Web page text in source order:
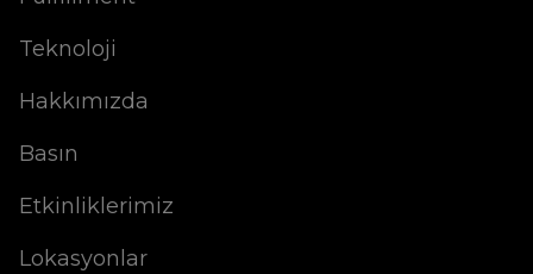
Teknoloji
Hakkımızda
Basın
Etkinliklerimiz
Lokasyonlar